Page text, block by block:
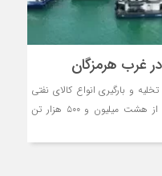
غرب هرمزگان
و بارگیری انواع کالای نفتی
و غیر‌نفتی در هشت ماهه امسال را بیش از هشت میلیون و ۵۰۰ هزار تن